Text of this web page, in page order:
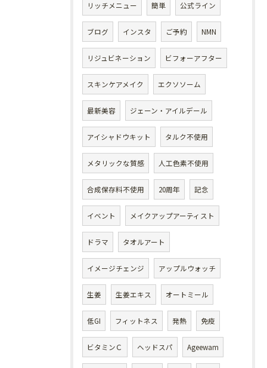
リッチメニュー 簡単 公式ライン
ブログ インスタ ご予約 NMN
リジュビネーション ビフォーアフター
スキンケアメイク エクソソーム
最新美容 ジェーン・アイルデール
アイシャドウキット タルク不使用
メタリックな質感 人工色素不使用
合成保存料不使用 20周年 記念
イベント メイクアップアーティスト
ドラマ タオルアート
イメージチェンジ アップルウォッチ
生姜 生姜エキス オートミール
低GI フィットネス 発熱 免疫
ビタミンＣ ヘッドスパ Ageewam